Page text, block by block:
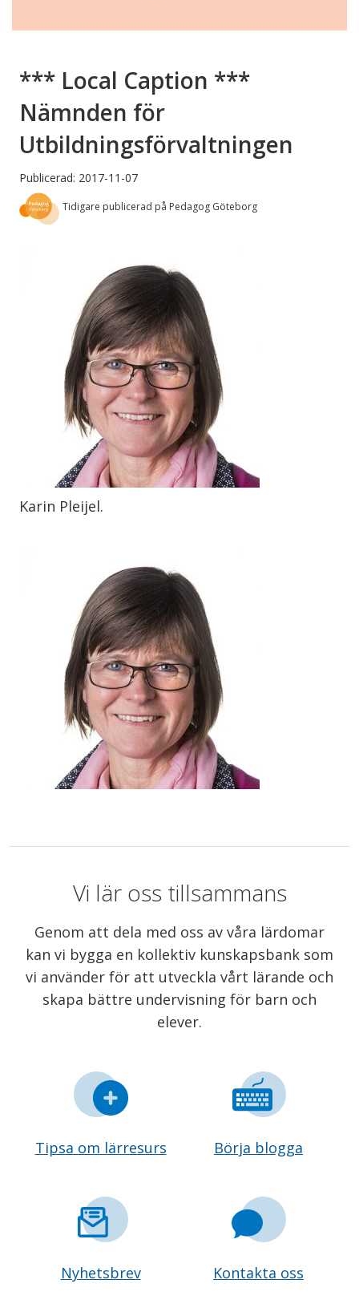
*** Local Caption ***
Nämnden för
Utbildningsförvaltningen
Publicerad: 2017-11-07
Tidigare publicerad på Pedagog Göteborg
Karin Pleijel.
Vi lär oss tillsammans
Genom att dela med oss av våra lärdomar
kan vi bygga en kollektiv kunskapsbank som
vi använder för att utveckla vårt lärande och
skapa bättre undervisning för barn och
elever.
Tipsa om lärresurs Börja blogga
Nyhetsbrev Kontakta oss